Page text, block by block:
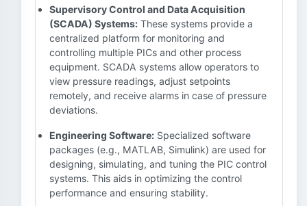
Supervisory Control and Data Acquisition
(SCADA) Systems: These systems provide a
centralized platform for monitoring and
controlling multiple PICs and other process
equipment. SCADA systems allow operators to
view pressure readings, adjust setpoints
remotely, and receive alarms in case of pressure
deviations.
Engineering Software: Specialized software
packages (e.g., MATLAB, Simulink) are used for
designing, simulating, and tuning the PIC control
systems. This aids in optimizing the control
performance and ensuring stability.